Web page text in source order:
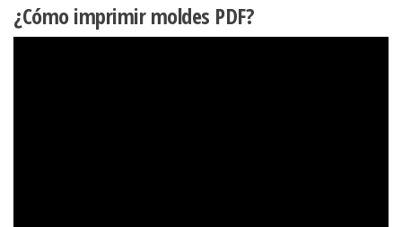
¿Cómo imprimir moldes PDF?